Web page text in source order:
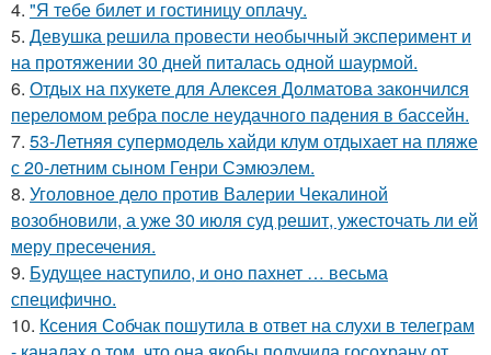
4. "Я тебе билет и гостиницу оплачу.
5. Девушка решила провести необычный эксперимент и
на протяжении 30 дней питалась одной шаурмой.
6. Отдых на пхукете для Алексея Долматова закончился
переломом ребра после неудачного падения в бассейн.
7. 53-Летняя супермодель хайди клум отдыхает на пляже
с 20-летним сыном Генри Сэмюэлем.
8. Уголовное дело против Валерии Чекалиной
возобновили, а уже 30 июля суд решит, ужесточать ли ей
меру пресечения.
9. Будущее наступило, и оно пахнет … весьма
специфично.
10. Ксения Собчак пошутила в ответ на слухи в телеграм